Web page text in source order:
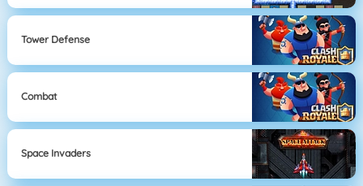
Tower Defense
Combat
Space Invaders